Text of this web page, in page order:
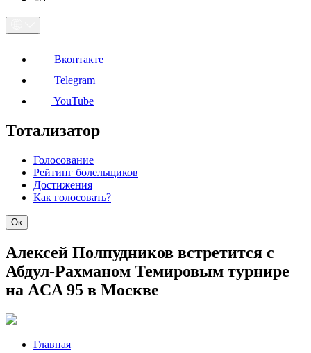
Вконтакте
Telegram
YouTube
Тотализатор
Голосование
Рейтинг болельщиков
Достижения
Как голосовать?
Ок
Алексей Полпудников встретится с
Абдул-Рахманом Темировым турнире
на ACA 95 в Москве
Главная